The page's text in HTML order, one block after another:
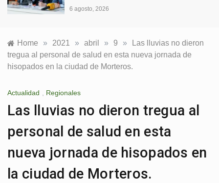
6 agosto, 2026
Home » 2021 » abril » 9 »
Las lluvias no dieron
tregua al personal de salud en esta nueva jornada de
hisopados en la ciudad de Morteros.
Actualidad , Regionales
Las lluvias no dieron tregua al
personal de salud en esta
nueva jornada de hisopados en
la ciudad de Morteros.